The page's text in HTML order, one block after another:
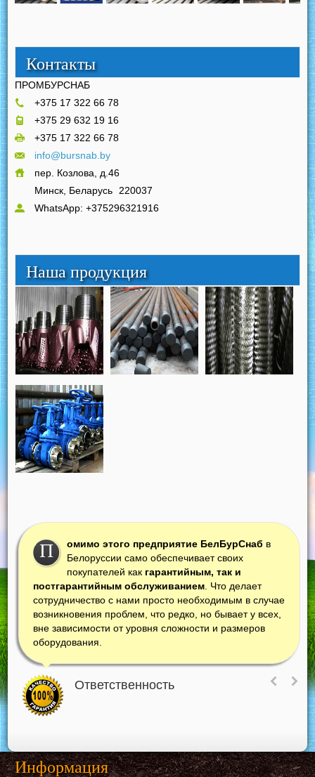
Контакты
ПРОМБУРСНАБ
+375 17 322 66 78
+375 29 632 19 16
+375 17 322 66 78
info@bursnab.by
пер. Козлова, д.46
Минск, Беларусь
220037
WhatsApp: +375296321916
Наша продукция
П омимо этого предприятие БелБурСнаб в
Белоруссии само обеспечивает своих
покупателей как гарантийным, так и
постгарантийным обслуживанием . Что делает
сотрудничество с нами просто необходимым в случае
возникновения проблем, что редко, но бывает у всех,
вне зависимости от уровня сложности и размеров
оборудования.
Ответственность
Информация